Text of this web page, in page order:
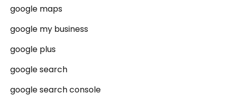
google maps
google my business
google plus
google search
google search console